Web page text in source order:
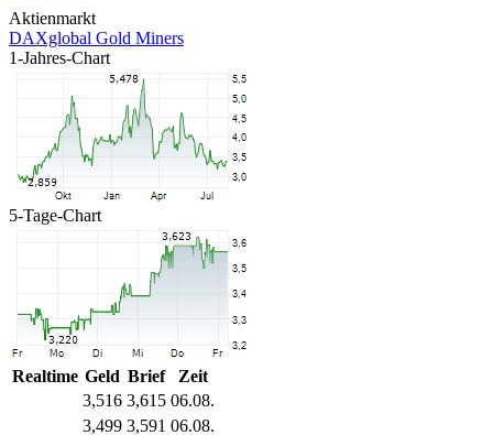
Aktienmarkt
DAXglobal Gold Miners
1-Jahres-Chart
5-Tage-Chart
Realtime Geld Brief
Zeit
3,516 3,615 06.08.
3,499 3,591 06.08.